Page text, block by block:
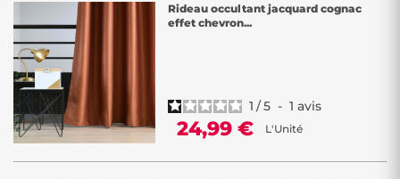
Rideau occultant jacquard cognac
effet chevron...
1 /5 - 1 avis
24,99 € L'Unité